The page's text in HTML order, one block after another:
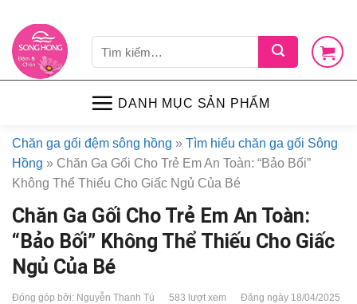
content
kiếm:
DANH MỤC SẢN PHẨM
Chăn ga gối đệm sông hồng » Tìm hiểu chăn ga gối Sông
Hồng » Chăn Ga Gối Cho Trẻ Em An Toàn: “Bảo Bối”
Không Thể Thiếu Cho Giấc Ngủ Của Bé
Chăn Ga Gối Cho Trẻ Em An Toàn:
“Bảo Bối” Không Thể Thiếu Cho Giấc
Ngủ Của Bé
Đóng góp bởi: Nguyễn Thanh Tú 583 lượt xem Đăng ngày 18/04/2025